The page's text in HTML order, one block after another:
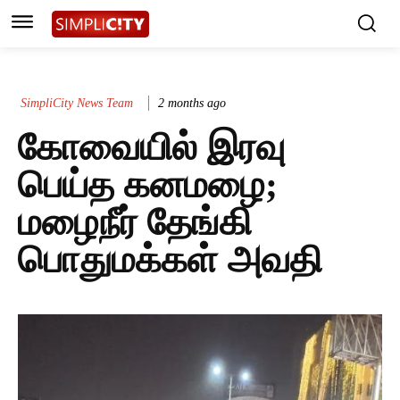
SimpliCity News Team 2 months ago
கோவையில் இரவு
பெய்த கனமழை;
மழைநீர் தேங்கி
பொதுமக்கள் அவதி